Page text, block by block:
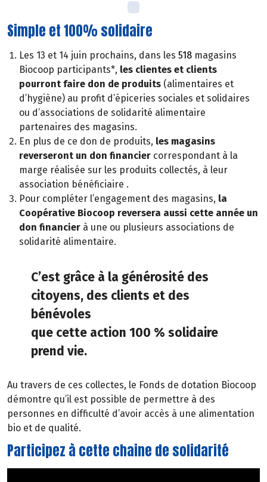
Simple et 100% solidaire
Les 13 et 14 juin prochains, dans les 518 magasins
Biocoop participants*, les clientes et clients
pourront faire don de produits (alimentaires et
d’hygiène) au profit d’épiceries sociales et solidaires
ou d’associations de solidarité alimentaire
partenaires des magasins.
En plus de ce don de produits, les magasins
reverseront un don financier correspondant à la
marge réalisée sur les produits collectés, à leur
association bénéficiaire .
Pour compléter l’engagement des magasins, la
Coopérative Biocoop reversera aussi cette année un
don financier à une ou plusieurs associations de
solidarité alimentaire.
C’est grâce à la générosité des
citoyens, des clients et des
bénévoles
que cette action 100 % solidaire
prend vie.
Au travers de ces collectes, le Fonds de dotation Biocoop
démontre qu’il est possible de permettre à des
personnes en difficulté d’avoir accès à une alimentation
bio et de qualité.
Participez à cette chaine de solidarité